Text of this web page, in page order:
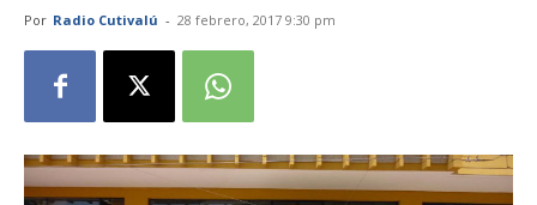
Por Radio Cutivalú - 28 febrero, 2017 9:30 pm